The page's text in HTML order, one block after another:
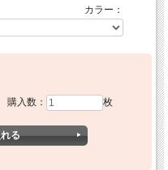
カラー：
購入数： 枚